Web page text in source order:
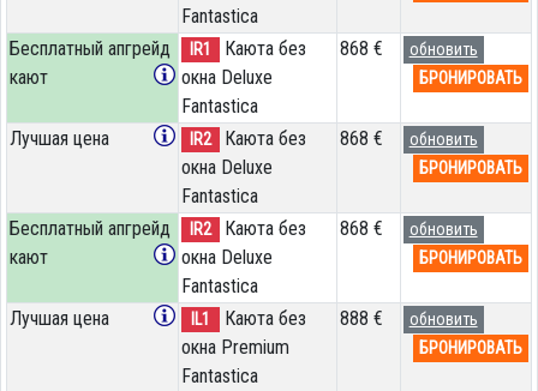
Fantastica
Бесплатный апгрейд
кают
IR1
Каюта без
окна Deluxe
Fantastica
868 €
обновить
БРОНИРОВАТЬ
Лучшая цена IR2
Каюта без
окна Deluxe
Fantastica
868 €
обновить
БРОНИРОВАТЬ
Бесплатный апгрейд
кают
IR2
Каюта без
окна Deluxe
Fantastica
868 €
обновить
БРОНИРОВАТЬ
Лучшая цена IL1
Каюта без
окна Premium
Fantastica
888 €
обновить
БРОНИРОВАТЬ